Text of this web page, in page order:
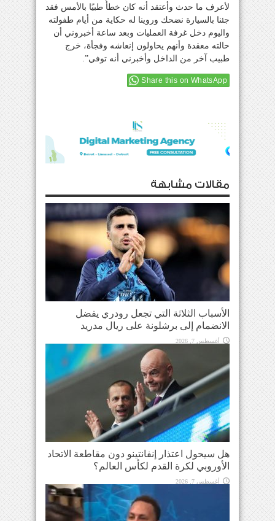
لأعرف ما حدث وأعتقد أنه كان خطأً طبيًا بالأمس فقد
جئنا بالسيارة نضحك وروينا له حكاية من أيام طفولته
واليوم دخل غرفة العمليات وبعد ساعة أخبروني أن
حالته معقدة وأنهم يحاولون إنعاشه وفجأة، خرج
طبيب آخر من الداخل وأخبرني أنه توفي”.
Share this on WhatsApp
مقالات مشابهة
الأسباب الثلاثة التي تجعل رودري يفضل
الانضمام إلى برشلونة على ريال مدريد
أغسطس 7, 2026
هل سيحول اعتذار إنفانتينو دون مقاطعة الاتحاد
الأوروبي لكرة القدم لكأس العالم؟
أغسطس 7, 2026